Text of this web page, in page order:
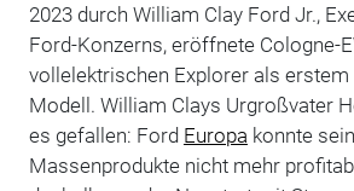
2023 durch William Clay Ford Jr.,
Ford-Konzerns, eröffnete Cologne-
vollelektrischen Explorer als
Modell. William Clays Urgroßvater
es gefallen: Ford Europa konnte
Massenprodukte nicht mehr